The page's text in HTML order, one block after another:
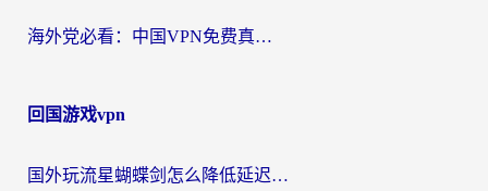
海外党必看：中国VPN免费真的靠谱吗？手把手教你选对回国加速器
回国游戏vpn
国外玩流星蝴蝶剑怎么降低延迟？海外党必看的加速秘籍（含欧洲鸣潮&彩虹岛优化攻略）